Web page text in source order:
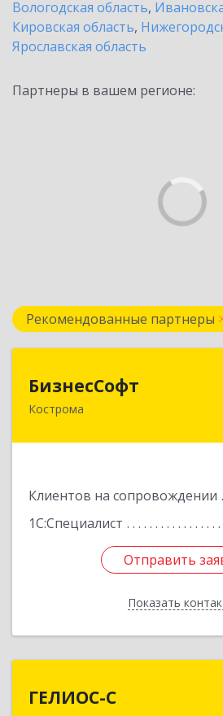
Вологодская область,
Кировская область,
Ярославская область
Партнеры в вашем регионе:
Рекомендованные партнеры
БизнесСофт
Кострома
Клиентов на сопровождении
1С:Специалист
Отправить
Показать
Отправить
Назад
ГЕЛИОС-С